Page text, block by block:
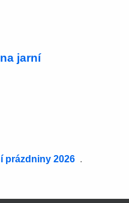
jarní
prázdniny 2026 .